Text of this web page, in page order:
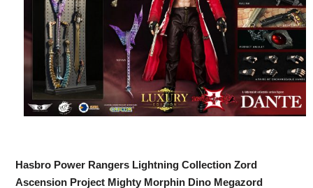
Hasbro Power Rangers Lightning Collection Zord
Ascension Project Mighty Morphin Dino Megazord